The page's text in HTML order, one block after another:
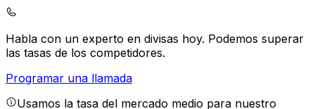
Habla con un experto en divisas hoy. Podemos superar
las tasas de los competidores.
Programar una llamada
Usamos la tasa del mercado medio para nuestro